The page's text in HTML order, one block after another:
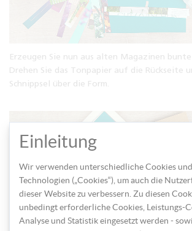
Erzeugen Sie nun aus alten Magazinen
Drehen Sie das Tonpapier auf die Rückseite
Schnippsel über die Form.
Einleitung
Wir verwenden unterschiedliche Cookies
Technologien („Cookies“), um auch die
dieser Website zu verbessern. Zu diesen
unbedingt erforderliche Cookies, Leistungs-
Analyse und Statistik eingesetzt werden -